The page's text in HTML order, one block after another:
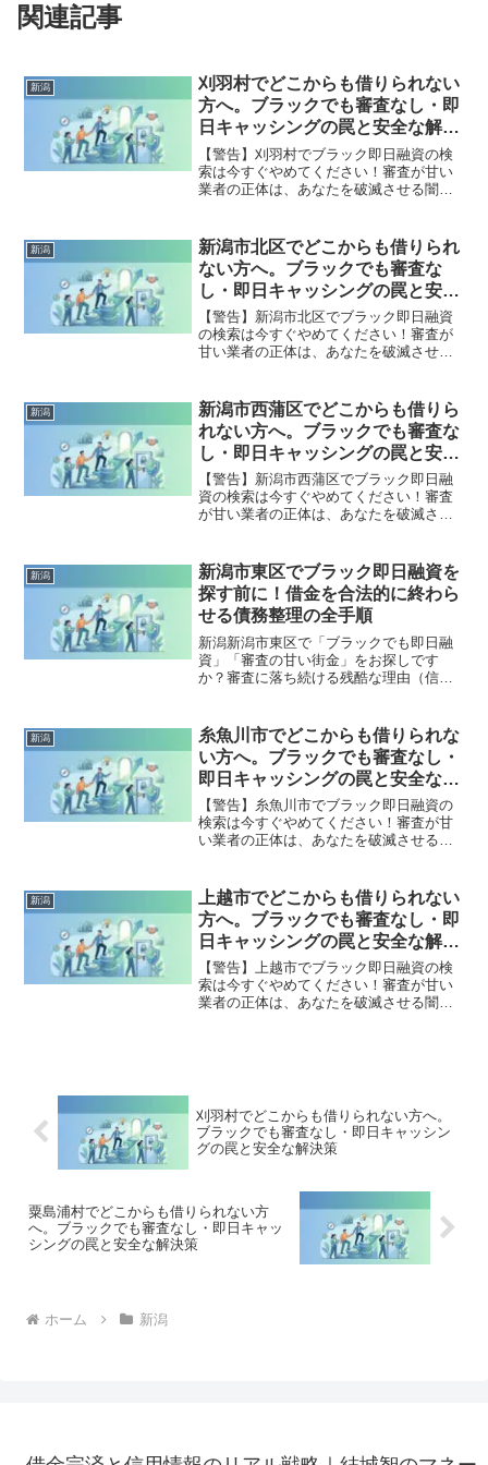
関連記事
新潟
刈羽村でどこからも借りられない
方へ。ブラックでも審査なし・即
日キャッシングの罠と安全な解決
策
【警告】刈羽村でブラック即日融資の検
索は今すぐやめてください！審査が甘い
業者の正体は、あなたを破滅させる闇金
村で違法業者を避け、借金地獄から抜け
出した方々の実体験と確実な解決策を完
全公開。
新潟
新潟市北区でどこからも借りられ
ない方へ。ブラックでも審査な
し・即日キャッシングの罠と安全
な解決策
【警告】新潟市北区でブラック即日融資
の検索は今すぐやめてください！審査が
甘い業者の正体は、あなたを破滅させる
新潟市北区で違法業者を避け、借金地獄
から抜け出した方々の実体験と確実な解
決策を完全公開。
新潟
新潟市西蒲区でどこからも借りら
れない方へ。ブラックでも審査な
し・即日キャッシングの罠と安全
な解決策
【警告】新潟市西蒲区でブラック即日融
資の検索は今すぐやめてください！審査
が甘い業者の正体は、あなたを破滅させ
す。新潟市西蒲区で違法業者を避け、借
金地獄から抜け出した方々の実体験と確
実な解決策を完全公開。
新潟
新潟市東区でブラック即日融資を
探す前に！借金を合法的に終わら
せる債務整理の全手順
新潟新潟市東区で「ブラックでも即日融
資」「審査の甘い街金」をお探しです
か？審査に落ち続ける残酷な理由（信用
まで徹底解説。多重債務の地獄から抜け
出し、合法的に借金を減額・免除する
「債務整理」の正しい知識と、今すぐ督
促を止める無料相談窓口をご案内しま
す。
新潟
糸魚川市でどこからも借りられな
い方へ。ブラックでも審査なし・
即日キャッシングの罠と安全な解
決策
【警告】糸魚川市でブラック即日融資の
検索は今すぐやめてください！審査が甘
い業者の正体は、あなたを破滅させる闇
糸魚川市で違法業者を避け、借金地獄か
ら抜け出した方々の実体験と確実な解決
策を完全公開。
新潟
上越市でどこからも借りられない
方へ。ブラックでも審査なし・即
日キャッシングの罠と安全な解決
策
【警告】上越市でブラック即日融資の検
索は今すぐやめてください！審査が甘い
業者の正体は、あなたを破滅させる闇金
刈羽村でどこからも借りられない方へ。
ブラックでも審査なし・即日キャッシン
グの罠と安全な解決策
粟島浦村でどこからも借りられない方
へ。ブラックでも審査なし・即日キャッ
シングの罠と安全な解決策
ホーム 新潟